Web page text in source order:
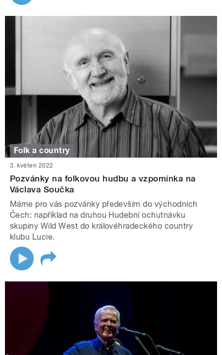
Folk a country
3. květen 2022
Pozvánky na folkovou hudbu a vzpomínka na
Václava Součka
Máme pro vás pozvánky především do východních
Čech: například na druhou Hudební ochutnávku
skupiny Wild West do královéhradeckého country
klubu Lucie.